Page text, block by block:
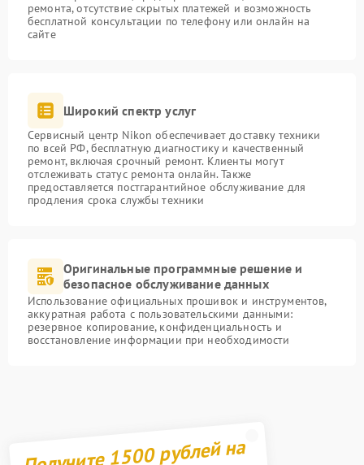
ремонта, отсутствие скрытых платежей и возможность
бесплатной консультации по телефону или онлайн на
сайте
Широкий спектр услуг
Сервисный центр Nikon обеспечивает доставку техники
по всей РФ, бесплатную диагностику и качественный
ремонт, включая срочный ремонт. Клиенты могут
отслеживать статус ремонта онлайн. Также
предоставляется постгарантийное обслуживание для
продления срока службы техники
Оригинальные программные решение и
безопасное обслуживание данных
Использование официальных прошивок и инструментов,
аккуратная работа с пользовательскими данными:
резервное копирование, конфиденциальность и
восстановление информации при необходимости